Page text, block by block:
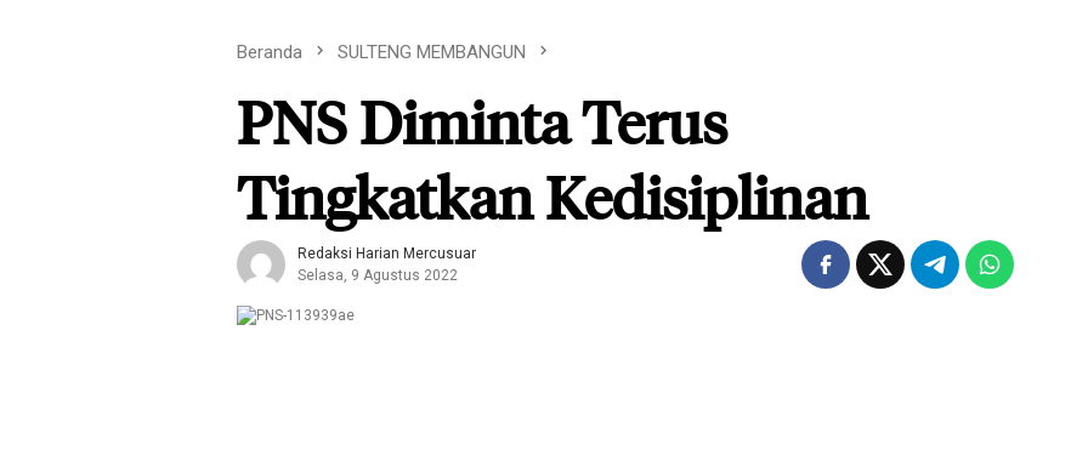
Beranda SULTENG MEMBANGUN
PNS Diminta Terus
Tingkatkan Kedisiplinan
Redaksi Harian Mercusuar
Selasa, 9 Agustus 2022